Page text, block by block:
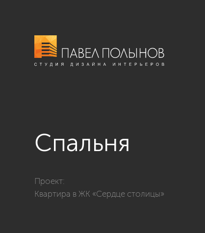
Спальня
Проект:
Квартира в ЖК «Сердце столицы»